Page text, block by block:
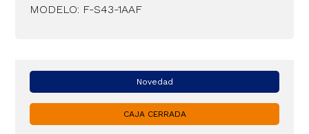
MODELO: F-S43-1AAF
Novedad
CAJA CERRADA